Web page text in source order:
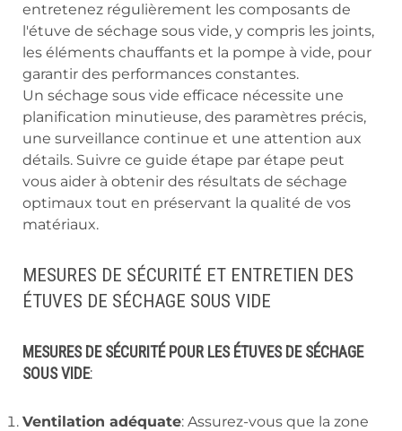
entretenez régulièrement les composants de
l'étuve de séchage sous vide, y compris les joints,
les éléments chauffants et la pompe à vide, pour
garantir des performances constantes.
Un séchage sous vide efficace nécessite une
planification minutieuse, des paramètres précis,
une surveillance continue et une attention aux
détails. Suivre ce guide étape par étape peut
vous aider à obtenir des résultats de séchage
optimaux tout en préservant la qualité de vos
matériaux.
MESURES DE SÉCURITÉ ET ENTRETIEN DES
ÉTUVES DE SÉCHAGE SOUS VIDE
MESURES DE SÉCURITÉ POUR LES ÉTUVES DE SÉCHAGE
SOUS VIDE:
Ventilation adéquate: Assurez-vous que la zone